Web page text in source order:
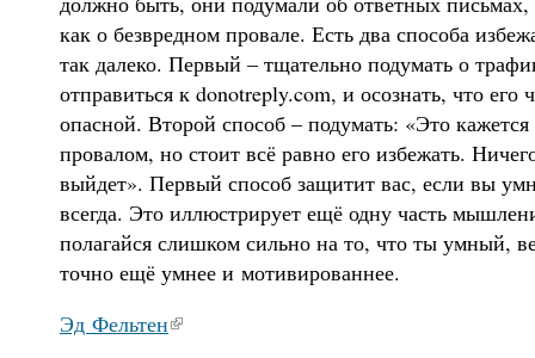
как о безвредном провале. Есть два способа
так далеко. Первый – тщательно подумать о
отправиться к donotreply.com, и осознать, что его
опасной. Второй способ – подумать: «Это
провалом, но стоит всё равно его избежать.
выйдет». Первый способ защитит вас, если вы
всегда. Это иллюстрирует ещё одну часть
полагайся слишком сильно на то, что ты умный,
точно ещё умнее и мотивированнее.
Эд Фельтен